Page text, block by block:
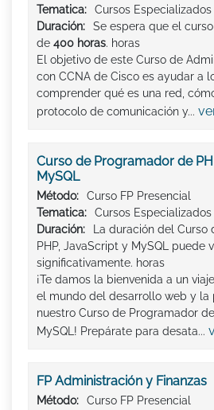
Tematica:
Cursos Especializados
Duración:
Se espera que el
de 400 horas. horas
El objetivo de este Curso de
con CCNA de Cisco es ayudar a
comprender qué es una red,
protocolo de comunicación y...
Curso de Programador de
MySQL
Método:
Curso FP Presencial
Tematica:
Cursos Especializados
Duración:
La duración del
PHP, JavaScript y MySQL puede
significativamente. horas
¡Te damos la bienvenida a un
el mundo del desarrollo web y la
nuestro Curso de Programador
MySQL! Prepárate para desata...
FP Administración y Finanzas
Método:
Curso FP Presencial